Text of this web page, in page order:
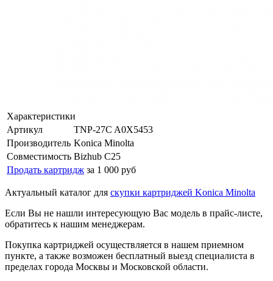
Характеристики
Артикул
TNP-27C A0X5453
Производитель Konica Minolta
Совместимость Bizhub C25
Продать картридж за 1 000 руб
Актуальный каталог для скупки картриджей Konica Minolta
Если Вы не нашли интересующую Вас модель в прайс-листе,
обратитесь к нашим менеджерам.
Покупка картриджей осуществляется в нашем приемном
пункте, а также возможен бесплатный выезд специалиста в
пределах города Москвы и Московской области.